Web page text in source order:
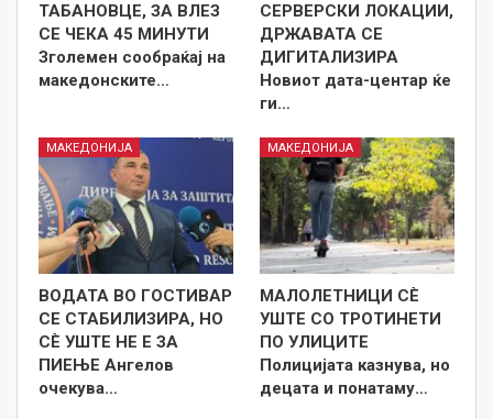
ТАБАНОВЦЕ, ЗА ВЛЕЗ
СЕ ЧЕКА 45 МИНУТИ
Зголемен сообраќај на
македонските…
СЕРВЕРСКИ ЛОКАЦИИ,
ДРЖАВАТА СЕ
ДИГИТАЛИЗИРА
Новиот дата-центар ќе
ги…
МАКЕДОНИЈА
ВОДАТА ВО ГОСТИВАР
СЕ СТАБИЛИЗИРА, НО
СÈ УШТЕ НЕ Е ЗА
ПИЕЊЕ Ангелов
очекува…
МАКЕДОНИЈА
МАЛОЛЕТНИЦИ СÈ
УШТЕ СО ТРОТИНЕТИ
ПО УЛИЦИТЕ
Полицијата казнува, но
децата и понатаму…